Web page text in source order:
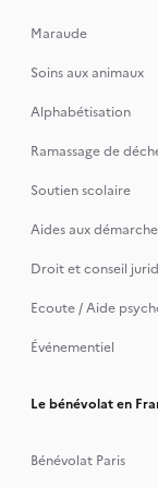
Maraude
Soins aux animaux
Alphabétisation
Ramassage de
Soutien scolaire
Aides aux
Droit et conseil
Ecoute / Aide
Événementiel
Le bénévolat en
Bénévolat Paris